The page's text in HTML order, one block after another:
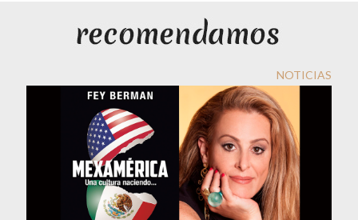
NOTICIAS